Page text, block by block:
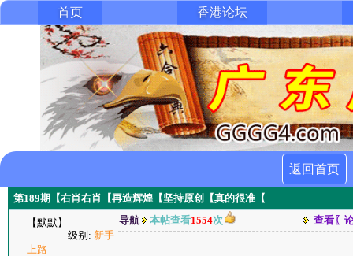
首页 香港论坛
返回首页
第189期【右肖右肖【再造辉煌【坚持原创【真的很准【
【默默】
级别: 新手
上路
导航 本帖查看1554次 查看〖